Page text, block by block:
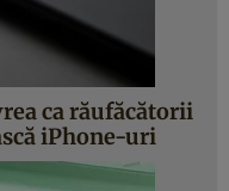
ca răufăcătorii
iPhone-uri